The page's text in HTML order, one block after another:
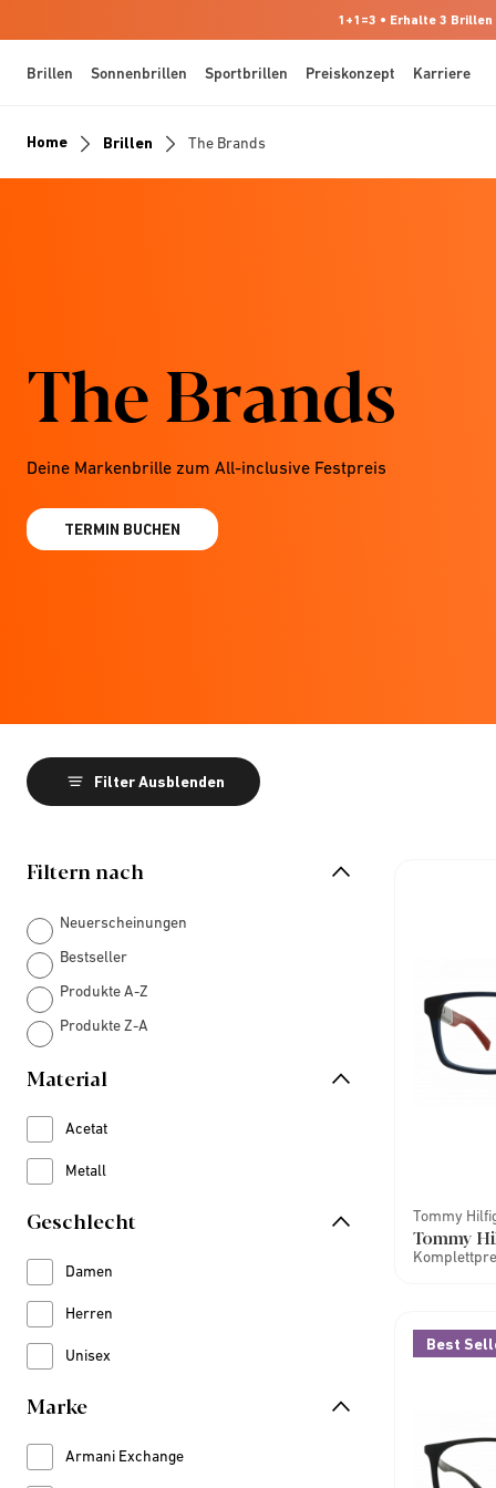
1+1=3 • Erhalte 3 Brillen
Brillen Sonnenbrillen Sportbrillen Preiskonzept Karriere
Home Brillen The Brands
The Brands
Deine Markenbrille zum All-inclusive Festpreis
TERMIN BUCHEN
Filter Ausblenden
Filtern nach
Neuerscheinungen
Bestseller
Produkte A-Z
Produkte Z-A
Material
Acetat
Refine by Material: Acetat
Metall
Refine by Material: Metall
Geschlecht
Damen
Refine by Geschlecht: Damen
Herren
Refine by Geschlecht: Herren
Unisex
Refine by Geschlecht: Unisex
Marke
Armani Exchange
Refine by Marke: Armani Exchange
Tommy
Tommy
Best